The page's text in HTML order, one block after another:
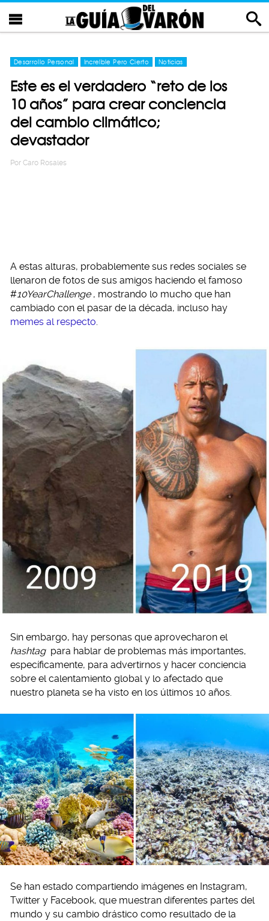
Desarrollo Personal Increíble Pero Cierto Noticias
Este es el verdadero “reto de los
10 años” para crear conciencia
del cambio climático;
devastador
Por Caro Rosales
A estas alturas, probablemente sus redes sociales se
llenaron de fotos de sus amigos haciendo el famoso
#10YearChallenge , mostrando lo mucho que han
cambiado con el pasar de la década, incluso hay
memes al respecto.
Sin embargo, hay personas que aprovecharon el
hashtag para hablar de problemas más importantes,
específicamente, para advertirnos y hacer conciencia
sobre el calentamiento global y lo afectado que
nuestro planeta se ha visto en los últimos 10 años.
Se han estado compartiendo imágenes en Instagram,
Twitter y Facebook, que muestran diferentes partes del
mundo y su cambio drástico como resultado de la